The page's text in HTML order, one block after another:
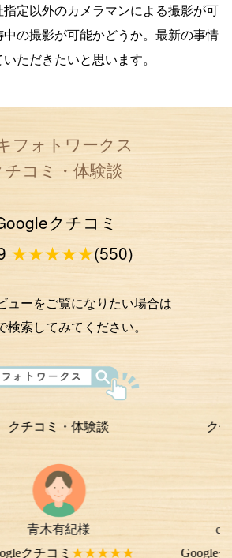
定以外のカメラマンによる撮影が可
の撮影が可能かどうか。 最新の事情
ただきたいと思います。
フォトワークス
チコミ・体験談
クチコミ
★★★★★(550)
ューをご覧になりたい場合は
検索してみてください。
・体験談
有紀様
ミ★★★★★
クチコミ・
様
Googleクチコミ